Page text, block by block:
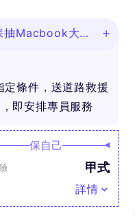
抽Macbook大
條件，送道路救援
即安排專員服務
保自己
甲式
詳情